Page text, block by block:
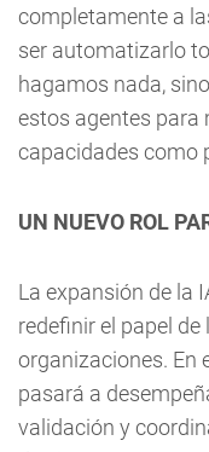
completamente a
ser automatizarlo
hagamos nada,
estos agentes para
capacidades como
UN NUEVO ROL
La expansión de la
redefinir el papel
organizaciones. En
pasará a
validación y